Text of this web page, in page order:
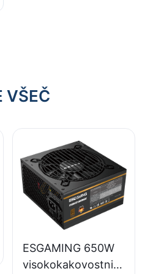
VŠEČ
ESGAMING 650W
visokokakovostni